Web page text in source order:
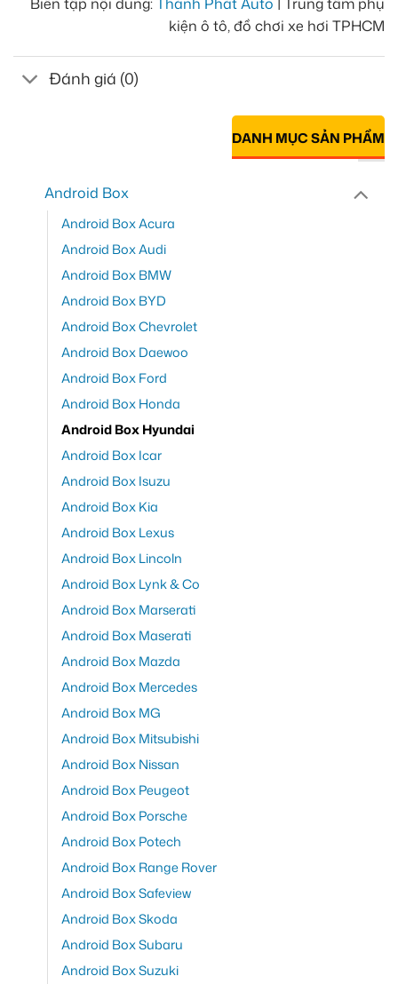
kiện ô tô, đồ chơi xe hơi TPHCM
Đánh giá (0)
DANH MỤC SẢN PHẨM
Android Box
Android Box Acura
Android Box Audi
Android Box BMW
Android Box BYD
Android Box Chevrolet
Android Box Daewoo
Android Box Ford
Android Box Honda
Android Box Hyundai
Android Box Icar
Android Box Isuzu
Android Box Kia
Android Box Lexus
Android Box Lincoln
Android Box Lynk & Co
Android Box Marserati
Android Box Maserati
Android Box Mazda
Android Box Mercedes
Android Box MG
Android Box Mitsubishi
Android Box Nissan
Android Box Peugeot
Android Box Porsche
Android Box Potech
Android Box Range Rover
Android Box Safeview
Android Box Skoda
Android Box Subaru
Android Box Suzuki